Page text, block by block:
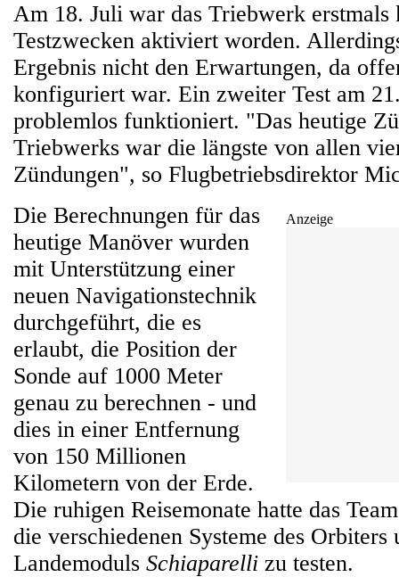
Am 18. Juli war das Triebwerk erstmals
Testzwecken aktiviert worden.
Ergebnis nicht den Erwartungen, da
konfiguriert war. Ein zweiter Test am
problemlos funktioniert. "Das heutige
Triebwerks war die längste von allen
Zündungen", so Flugbetriebsdirektor
Anzeige
Die Berechnungen für das
heutige Manöver wurden
mit Unterstützung einer
neuen Navigationstechnik
durchgeführt, die es
erlaubt, die Position der
Sonde auf 1000 Meter
genau zu berechnen - und
dies in einer Entfernung
von 150 Millionen
Kilometern von der Erde.
Die ruhigen Reisemonate hatte das
die verschiedenen Systeme des Orbiters
Landemoduls Schiaparelli zu testen.